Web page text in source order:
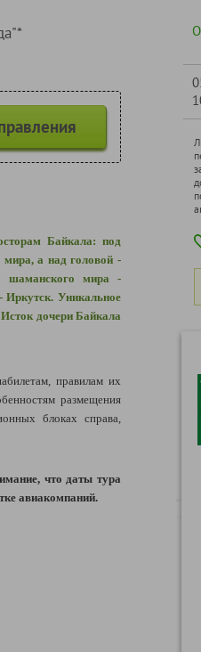
Байкала: под
мира, а над головой -
шаманского мира -
Иркутск. Уникальное
дочери Байкала
правилам их
размещения
блоках справа,
что даты тура
авиакомпаний.